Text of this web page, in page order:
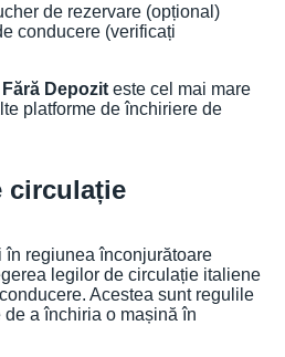
de rezervare (opțional)
conducere (verificați
Depozit este cel mai mare
platforme de închiriere de
circulație
în regiunea înconjurătoare
legilor de circulație italiene
Acestea sunt regulile
a închiria o mașină în